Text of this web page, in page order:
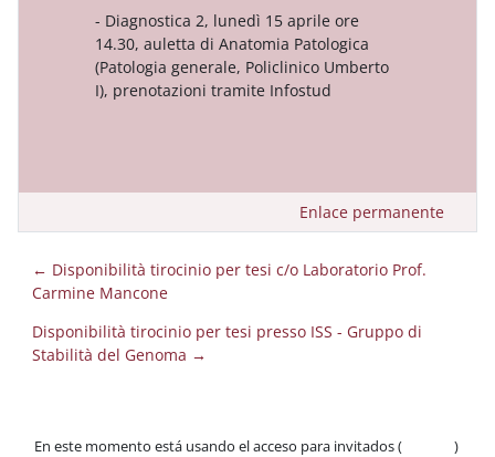
- Diagnostica 2, lunedì 15 aprile ore
14.30, auletta di Anatomia Patologica
(Patologia generale, Policlinico Umberto
I), prenotazioni tramite Infostud
Enlace permanente
← Disponibilità tirocinio per tesi c/o Laboratorio Prof.
Carmine Mancone
Disponibilità tirocinio per tesi presso ISS - Gruppo di
Stabilità del Genoma →
En este momento está usando el acceso para invitados (
)